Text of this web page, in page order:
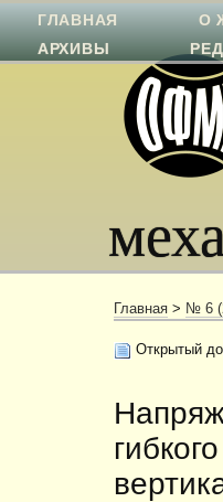
ГЛАВНАЯ О
АРХИВЫ
Главная > № 6
Открытый